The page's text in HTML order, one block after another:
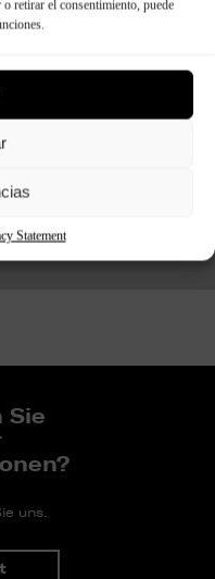
retirar el consentimiento, puede
Statement
Platten
Sie
uns.